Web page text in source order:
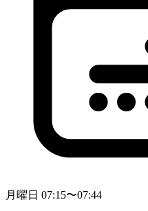
月曜日 07:15〜07:44